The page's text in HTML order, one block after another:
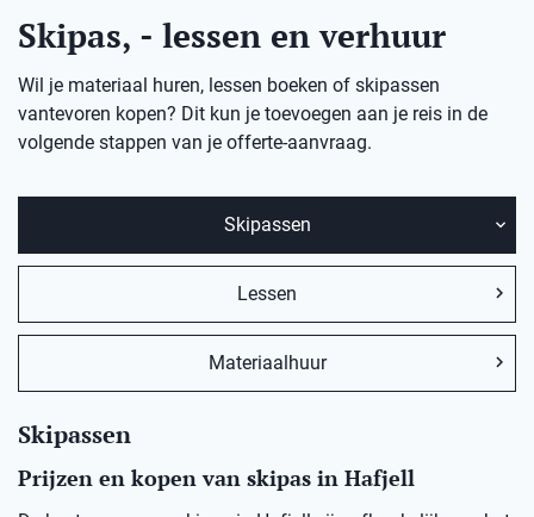
Skipas, - lessen en verhuur
Wil je materiaal huren, lessen boeken of skipassen
vantevoren kopen? Dit kun je toevoegen aan je reis in de
volgende stappen van je offerte-aanvraag.
Skipassen
Lessen
Materiaalhuur
Skipassen
Prijzen en kopen van skipas in Hafjell